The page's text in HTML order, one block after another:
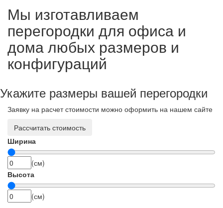
Мы изготавливаем
перегородки для офиса и
дома любых размеров и
конфигураций
Укажите размеры вашей перегородки
Заявку на расчет стоимости можно оформить на нашем сайте
Рассчитать стоимость
Ширина
(см)
Высота
(см)